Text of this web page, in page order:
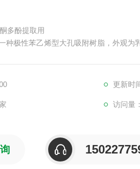
多酚提取用
种极性苯乙烯型大孔吸附树脂，外观为
更新时
访问量